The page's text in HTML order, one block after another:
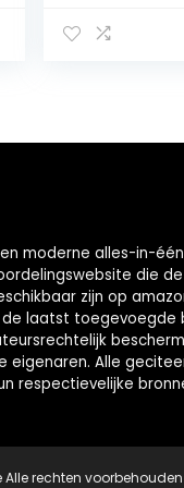
timer en Sonic
moderne alles-in-één
die de
zijn op
laatst toegevoegde
eigenaren. Alle
respectievelijke
rechten voorbehouden